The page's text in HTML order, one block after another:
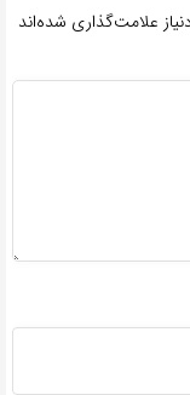
علامت‌گذاری شده‌اند